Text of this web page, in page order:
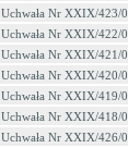
Uchwała Nr XXIX/423/
Uchwała Nr XXIX/422/
Uchwała Nr XXIX/421/
Uchwała Nr XXIX/420/
Uchwała Nr XXIX/419/
Uchwała Nr XXIX/418/
Uchwała Nr XXIX/426/